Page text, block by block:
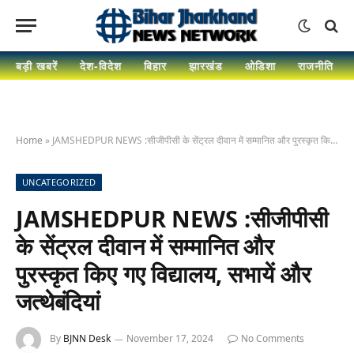
बड़ी खबरें देश-विदेश बिहार झारखंड ओडिशा राजनीति
Home » JAMSHEDPUR NEWS :सीजीपीसी के सेंट्रल दीवान में सम्मानित और पुरस्कृत किए गए विद्यालय, सभायें और जत्थेबंदियां
UNCATEGORIZED
JAMSHEDPUR NEWS :सीजीपीसी
के सेंट्रल दीवान में सम्मानित और
पुरस्कृत किए गए विद्यालय, सभायें और
जत्थेबंदियां
By BJNN Desk November 17, 2024
No Comments